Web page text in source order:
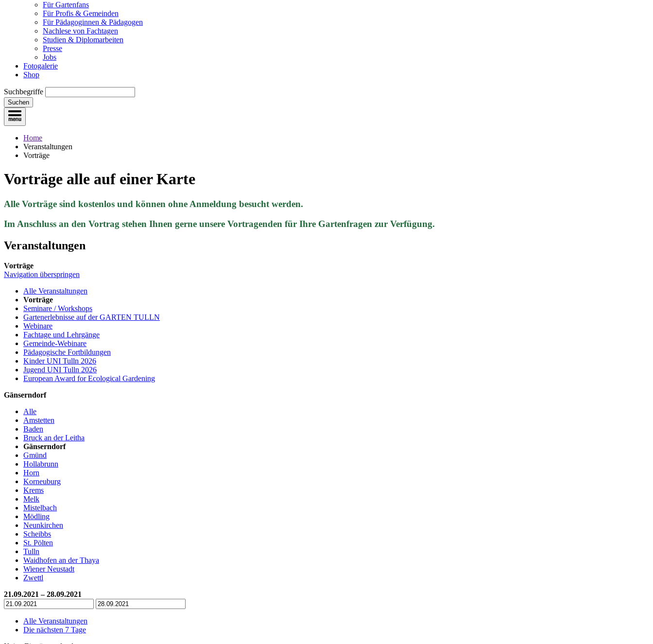
Für Gartenfans
Für Profis & Gemeinden
Für Pädagoginnen & Pädagogen
Nachlese von Fachtagen
Studien & Diplomarbeiten
Presse
Jobs
Fotogalerie
Shop
Suchbegriffe
Suchen
Home
Veranstaltungen
Vorträge
Vorträge alle auf einer Karte
Alle Vorträge sind kostenlos und können ohne Anmeldung besucht werden.
Im Anschluss an den Vortrag stehen Ihnen gerne unsere Vortragenden für Ihre Gartenfragen zur Verfügung.
Veranstaltungen
Vorträge
Navigation überspringen
Alle Veranstaltungen
Vorträge
Seminare / Workshops
Gartenerlebnisse auf der GARTEN TULLN
Webinare
Fachtage und Lehrgänge
Gemeinde-Webinare
Pädagogische Fortbildungen
Kinder UNI Tulln 2026
Jugend UNI Tulln 2026
European Award for Ecological Gardening
Gänserndorf
Alle
Amstetten
Baden
Bruck an der Leitha
Gänserndorf
Gmünd
Hollabrunn
Horn
Korneuburg
Krems
Melk
Mistelbach
Mödling
Neunkirchen
Scheibbs
St. Pölten
Tulln
Waidhofen an der Thaya
Wiener Neustadt
Zwettl
21.09.2021 – 28.09.2021
Alle Veranstaltungen
Die nächsten 7 Tage